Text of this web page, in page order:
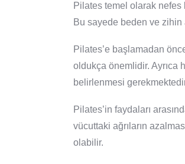
Pilates temel olarak nefes
Bu sayede beden ve zihin
Pilates’e başlamadan
oldukça önemlidir. Ayrıca
belirlenmesi
Pilates’in faydaları
vücuttaki ağrıların
olabilir.